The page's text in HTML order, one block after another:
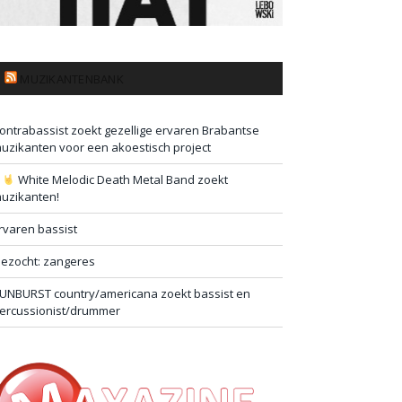
zoekt gezellige ervaren Brabantse
voor een akoestisch project
White Melodic Death Metal Band zoekt
bassist
zangeres
country/americana zoekt bassist en
drummer